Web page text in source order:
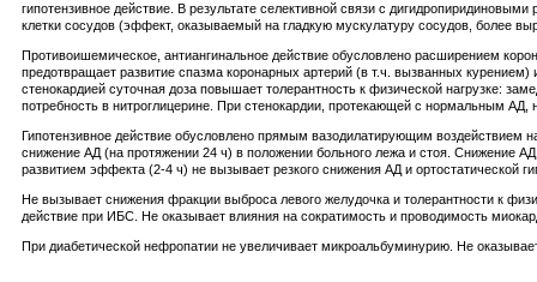
гипотензивное действие. В результате селективной связи с
клетки сосудов (эффект, оказываемый на гладкую мускулатуру сосудов, более
Противоишемическое, антиангинальное действие обусловлено расширением
предотвращает развитие спазма коронарных артерий (в т.ч. вызванных
стенокардией суточная доза повышает толерантность к физической нагрузке:
потребность в нитроглицерине. При стенокардии, протекающей с нормальным АД,
Гипотензивное действие обусловлено прямым вазодилатирующим воздействием
снижение АД (на протяжении 24 ч) в положении больного лежа и стоя. Снижение
развитием эффекта (2-4 ч) не вызывает резкого снижения АД и ортостатической
Не вызывает снижения фракции выброса левого желудочка и толерантности к
действие при ИБС. Не оказывает влияния на сократимость и проводимость
При диабетической нефропатии не увеличивает микроальбуминурию. Не